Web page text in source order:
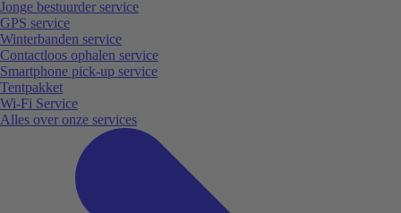
Jonge bestuurder service
GPS service
Winterbanden service
Contactloos ophalen service
Smartphone pick-up service
Tentpakket
Wi-Fi Service
Alles over onze services